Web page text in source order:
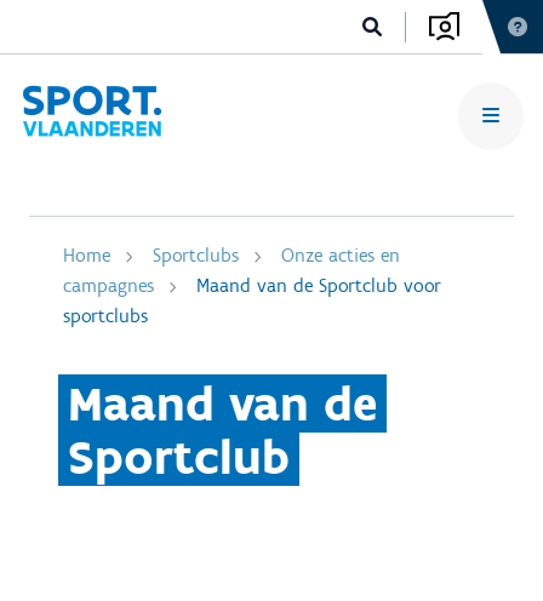
Home Sportclubs
Onze acties en
campagnes
Maand van de Sportclub voor
sportclubs
Maand van de
Sportclub